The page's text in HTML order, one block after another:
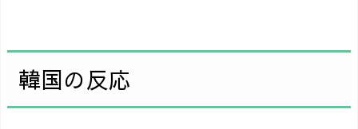
韓国の反応